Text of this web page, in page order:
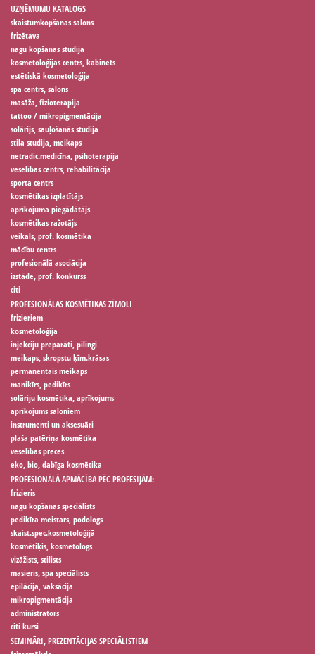
UZŅĒMUMU KATALOGS
skaistumkopšanas salons
frizētava
nagu kopšanas studija
kosmetoloģijas centrs, kabinets
estētiskā kosmetoloģija
spa centrs, salons
masāža, fizioterapija
tattoo / mikropigmentācija
solārijs, sauļošanās studija
stila studija, meikaps
netradic.medicīna, psihoterapija
veselības centrs, rehabilitācija
sporta centrs
kosmētikas izplatītājs
aprīkojuma piegādātājs
kosmētikas ražotājs
veikals, prof. kosmētika
mācību centrs
profesionālā asociācija
izstāde, prof. konkurss
citi
PROFESIONĀLAS KOSMĒTIKAS ZĪMOLI
frizieriem
kosmetoloģija
injekciju preparāti, pīlingi
meikaps, skropstu ķīm.krāsas
permanentais meikaps
manikīrs, pedikīrs
solāriju kosmētika, aprīkojums
aprīkojums saloniem
instrumenti un aksesuāri
plaša patēriņa kosmētika
veselības preces
eko, bio, dabīga kosmētika
PROFESIONĀLĀ APMĀCĪBA PĒC PROFESIJĀM:
frizieris
nagu kopšanas speciālists
pedikīra meistars, podologs
skaist.spec.kosmetoloģijā
kosmētiķis, kosmetologs
vizāžists, stilists
masieris, spa speciālists
epilācija, vaksācija
mikropigmentācija
administrators
citi kursi
SEMINĀRI, PREZENTĀCIJAS SPECIĀLISTIEM